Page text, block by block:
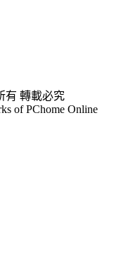
有 轉載必究
of PChome Online